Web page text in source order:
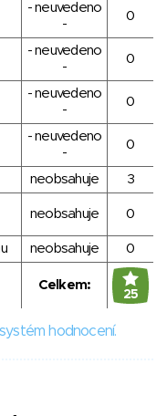
- neuvedeno
-
0
- neuvedeno
-
0
- neuvedeno
-
0
- neuvedeno
-
0
neobsahuje
3
neobsahuje 0
neobsahuje 0
Celkem:
25
hodnocení.